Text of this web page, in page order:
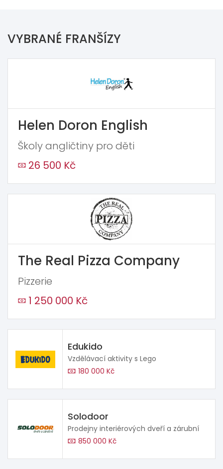
VYBRANÉ FRANŠÍZY
Helen Doron English
Školy angličtiny pro děti
26 500 Kč
The Real Pizza Company
Pizzerie
1 250 000 Kč
Edukido
Vzdělávací aktivity s Lego
180 000 Kč
Solodoor
Prodejny interiérových dveří a zárubní
850 000 Kč